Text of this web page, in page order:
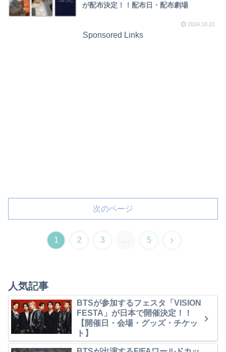
が配布決定！！配布日・配布劇場
2024.10.21
Sponsored Links
次のページ
1 2 3 … 5
人気記事
BTSが参加するフェスタ「VISION
FESTA」が日本で開催決定！！
【開催日・会場・グッズ・チケッ
ト】